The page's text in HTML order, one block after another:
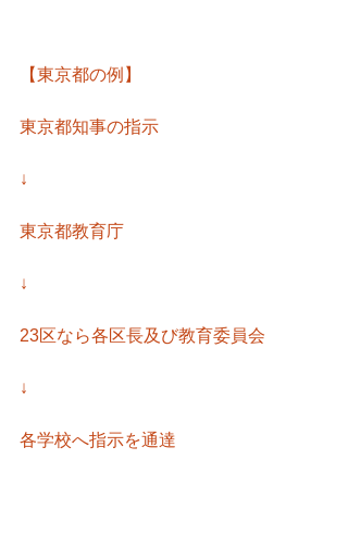
【東京都の例】
東京都知事の指示
↓
東京都教育庁
↓
23区なら各区長及び教育委員会
↓
各学校へ指示を通達